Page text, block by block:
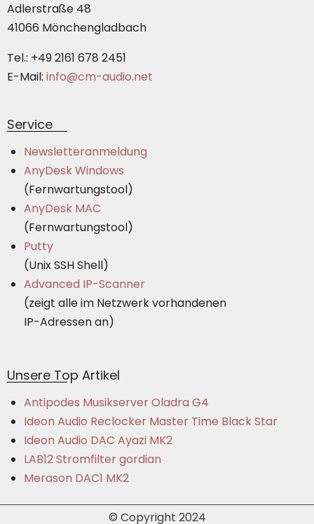
Adlerstraße 48
41066 Mönchengladbach
Tel.: +49 2161 678 2451
E-Mail: info@cm-audio.net
Service
Newsletteranmeldung
AnyDesk Windows
(Fernwartungstool)
AnyDesk MAC
(Fernwartungstool)
Putty
(Unix SSH Shell)
Advanced IP-Scanner
(zeigt alle im Netzwerk vorhandenen
IP-Adressen an)
Unsere Top Artikel
Antipodes Musikserver Oladra G4
Ideon Audio Reclocker Master Time Black Star
Ideon Audio DAC Ayazi MK2
LAB12 Stromfilter gordian
Merason DAC1 MK2
© Copyright 2024